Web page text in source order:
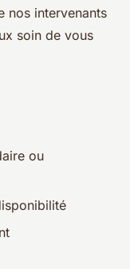
nos intervenants
soin de vous
ou